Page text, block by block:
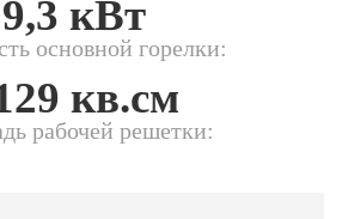
9,3 кВт
основной горелки:
кв.см
рабочей решетки: